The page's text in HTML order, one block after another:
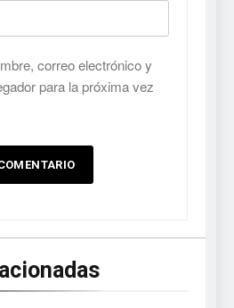
correo electrónico y
para la próxima vez